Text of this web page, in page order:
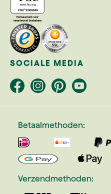
SOCIALE MEDIA
Betaalmethoden:
Verzendmethoden: